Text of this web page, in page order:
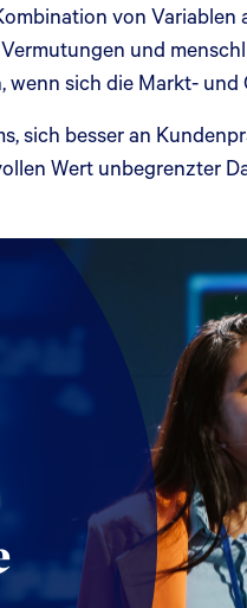
von
und
sich die Markt-
sich besser an
Wert unbegrenzter